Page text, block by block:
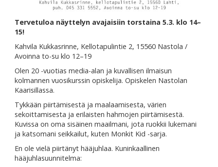
Tervetuloa näyttelyn avajaisiin torstaina 5.3. klo 14–
15!
Kahvila Kukkasrinne, Kellotapulintie 2, 15560 Nastola /
Avoinna to-su klo 12–19
Olen 20 -vuotias media-alan ja kuvallisen ilmaisun
kolmannen vuosikurssin opiskelija. Opiskelen Nastolan
Kaarisillassa.
Tykkään piirtämisestä ja maalaamisesta, värien
sekoittamisesta ja erilaisten hahmojen piirtämisestä.
Kuvissa on oma sisäinen maailmani, jota ruokkii lukemani
ja katsomani seikkailut, kuten Monkit Kid -sarja.
En ole vielä piirtänyt hääjuhlaa. Kuninkaallinen
hääjuhlasuunnitelma: